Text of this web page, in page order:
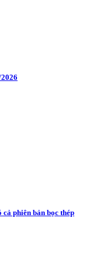
cả phiên bản bọc thép